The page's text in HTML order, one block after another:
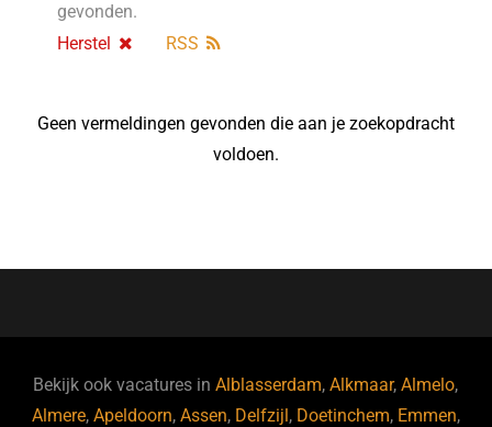
gevonden.
Herstel
RSS
Geen vermeldingen gevonden die aan je zoekopdracht
voldoen.
Bekijk ook vacatures inAlblasserdam,Alkmaar,Almelo,
Almere, Apeldoorn, Assen, Delfzijl , Doetinchem, Emmen,